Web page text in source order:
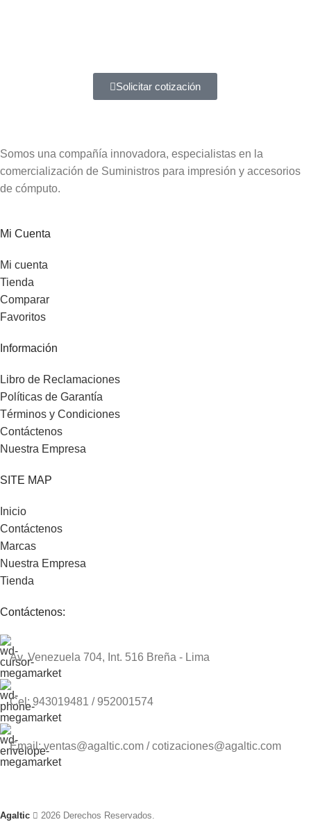
Solicitar cotización
Somos una compañía innovadora, especialistas en la
comercialización de Suministros para impresión y accesorios
de cómputo.
Mi Cuenta
Mi cuenta
Tienda
Comparar
Favoritos
Información
Libro de Reclamaciones
Políticas de Garantía
Términos y Condiciones
Contáctenos
Nuestra Empresa
SITE MAP
Inicio
Contáctenos
Marcas
Nuestra Empresa
Tienda
Contáctenos:
Av. Venezuela 704, Int. 516 Breña - Lima
Cel: 943019481 / 952001574
Email: ventas@agaltic.com / cotizaciones@agaltic.com
Agaltic 2026 Derechos Reservados.